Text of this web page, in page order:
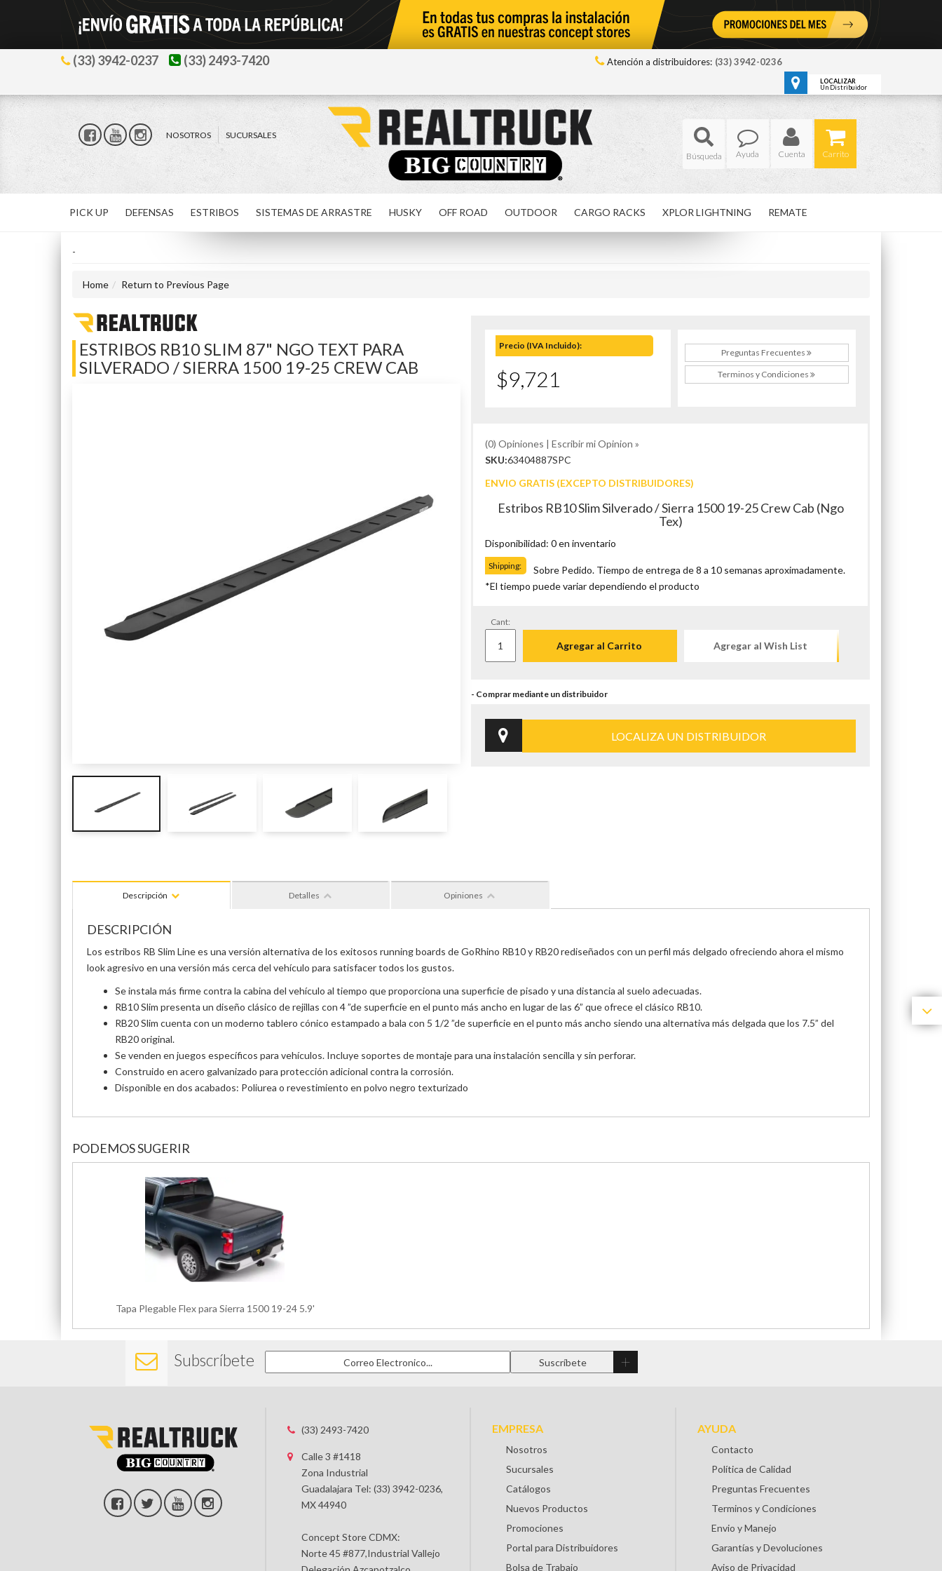
(33) 3942-0237 (33) 2493-7420 Atención a distribuidores: (33) 3942-0236
LOCALIZAR
Un Distribuidor
NOSOTROS
SUCURSALES
Ayuda
Cuenta Carrito
PICK UP DEFENSAS ESTRIBOS SISTEMAS DE ARRASTRE HUSKY OFF ROAD OUTDOOR CARGO RACKS XPLOR LIGHTNING REMATE
-
Home Return to Previous Page
ESTRIBOS RB10 SLIM 87" NGO TEXT PARA
SILVERADO / SIERRA 1500 19-25 CREW CAB
Precio (IVA Incluido):
$9,721
Preguntas Frecuentes
Terminos y Condiciones
(0) Opiniones | Escribir mi Opinion »
SKU:63404887SPC
ENVIO GRATIS (EXCEPTO DISTRIBUIDORES)
Estribos RB10 Slim Silverado / Sierra 1500 19-25 Crew Cab (Ngo
Tex)
Disponibilidad: 0 en inventario
Shipping:
Sobre Pedido. Tiempo de entrega de 8 a 10 semanas aproximadamente.
*El tiempo puede variar dependiendo el producto
Cant:
Agregar al Carrito Agregar al Wish List
LOCALIZA UN DISTRIBUIDOR
Descripción Detalles Opiniones
DESCRIPCIÓN
Los estribos RB Slim Line es una versión alternativa de los exitosos running boards de GoRhino RB10 y RB20 rediseñados con un perfil más delgado ofreciendo ahora el mismo
lookagresivo en una versión más cerca del vehículo para satisfacer todos los gustos.
Se instala más firme contra la cabina del vehículo al tiempo que proporciona una superficie de pisado y una distancia al suelo adecuadas.
RB10 Slim presenta un diseño clásico de rejillas con 4 ”de superficie en el punto más ancho en lugar de las 6” que ofrece el clásico RB10.
RB20 Slim cuenta con un moderno tablero cónico estampado a bala con 5 1/2 ”de superficie en el punto más ancho siendo una alternativa más delgada que los 7.5” del
RB20 original.
Se venden en juegos específicos para vehículos. Incluye soportes de montaje para una instalación sencilla y sin perforar.
Construido en acero galvanizado para protección adicional contra la corrosión.
Disponible en dos acabados: Poliurea o revestimiento en polvo negro texturizado
PODEMOS SUGERIR
Tapa Plegable Flex para Sierra 1500 19-24 5.9'
Subscríbete
(33) 2493-7420
Calle 3 #1418
Zona Industrial
Guadalajara Tel: (33) 3942-0236,
MX 44940
Concept Store CDMX:
Norte 45 #877,Industrial Vallejo
EMPRESA
Nosotros
Sucursales
Catálogos
Nuevos Productos
Promociones
Portal para Distribuidores
Bolsa de Trabajo
AYUDA
Contacto
Política de Calidad
Preguntas Frecuentes
Terminos y Condiciones
Envio y Manejo
Garantías y Devoluciones
Aviso de Privacidad